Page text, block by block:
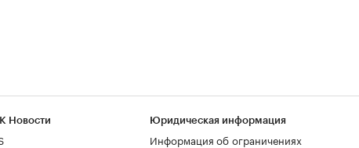
Новости Юридическая информация
Информация об ограничениях